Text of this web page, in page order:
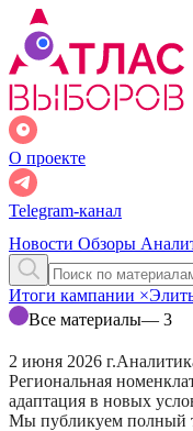
О проекте
Telegram-канал
Новости Обзоры
Итоги кампании ×
Все материалы— 3
2 июня 2026 г.
Региональная
адаптация в новых
Мы публикуем полный